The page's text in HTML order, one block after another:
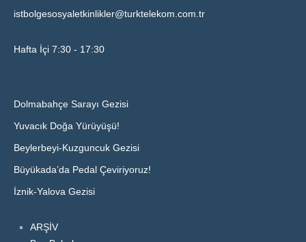
istbolgesosyaletkinlikler@turktelekom.com.tr
Hafta İçi 7:30 - 17:30
Dolmabahçe Sarayı Gezisi
Yuvacık Doğa Yürüyüşü!
Beylerbeyi-Kuzguncuk Gezisi
Büyükada’da Pedal Çeviriyoruz!
İznik-Yalova Gezisi
ARŞİV